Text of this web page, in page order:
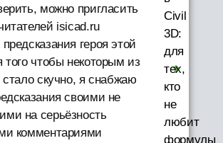
можно пригласить
isicad.ru
героя этой
того чтобы некоторым из
стало скучно, я снабжаю
своими не
на серьёзность
комментариями
Civil
3D:
для
тех,
кто
не
любит
формулы